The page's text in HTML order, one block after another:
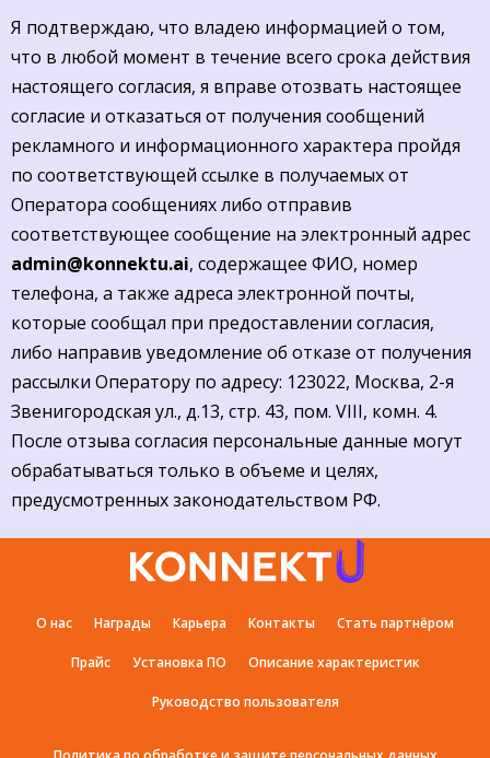
Я подтверждаю, что владею информацией о том,
что в любой момент в течение всего срока действия
настоящего согласия, я вправе отозвать настоящее
согласие и отказаться от получения сообщений
рекламного и информационного характера пройдя
по соответствующей ссылке в получаемых от
Оператора сообщениях либо отправив
соответствующее сообщение на электронный адрес
admin@konnektu.ai, содержащее ФИО, номер
телефона, а также адреса электронной почты,
которые сообщал при предоставлении согласия,
либо направив уведомление об отказе от получения
рассылки Оператору по адресу: 123022, Москва, 2-я
Звенигородская ул., д.13, стр. 43, пом. VIII, комн. 4.
После отзыва согласия персональные данные могут
обрабатываться только в объеме и целях,
предусмотренных законодательством РФ.
О нас Награды Карьера Контакты Стать партнёром
Прайс Установка ПО Описание характеристик
Руководство пользователя